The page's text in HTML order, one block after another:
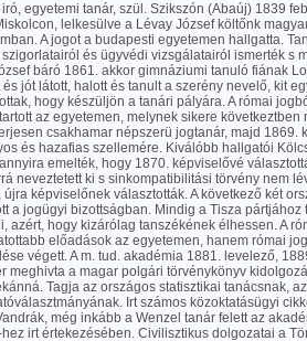
egyetemi tanár, szül. Szikszón (Abaúj) 1839
lelkesülve a Lévay József költőnk
A jogot a budapesti egyetemen hallgatta.
és ügyvédi vizsgálatairól ismerték s
báró 1861. akkor gimnáziumi tanuló fiának
jót látott, halott és tanult a szerény nevelő, kit
hogy készüljön a tanári pályára. A római
az egyetemen, melynek sikere
csakhamar népszerü jogtanár, majd 1869.
és hazafias szellemére. Kiválóbb hallgatói
emelték, hogy 1870. képviselővé
neveztetett ki s sinkompatibilitási törvény nem
újra képviselőnek választották. A következő két
a jogügyi bizottságban. Mindig a Tisza
azért, hogy kizárólag tanszékének élhessen. A
előadások az egyetemen, hanem római
végett. A m. tud. akadémia 1881. levelező,
meghivta a magar polgári törvénykönyv
Tagja az országos statisztikai tanácsnak,
Irt számos közoktatásügyi
még inkább a Wenzel tanár felett az
irt értekezésében. Civilisztikus dolgozatai a